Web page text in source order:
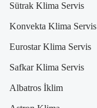
Sütrak Klima Servis
Konvekta Klima Servis
Eurostar Klima Servis
Safkar Klima Servis
Albatros İklim